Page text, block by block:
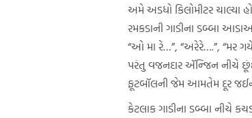
અમે અડધો કિલોમીટર ચાલ્યા
રમકડાની ગાડીના ડબ્બા
“ઓ મા રે…”, “અરેરે….”, “મર
પરંતુ વજનદાર ઍન્જિન નીચે
ફૂટબૉલની જેમ આમતેમ દૂર
કેટલાક ગાડીના ડબ્બા નીચે